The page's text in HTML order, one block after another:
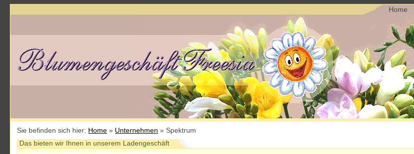
Home
Sie befinden sich hier: Home » Unternehmen » Spektrum
Das bieten wir Ihnen in unserem Ladengeschäft